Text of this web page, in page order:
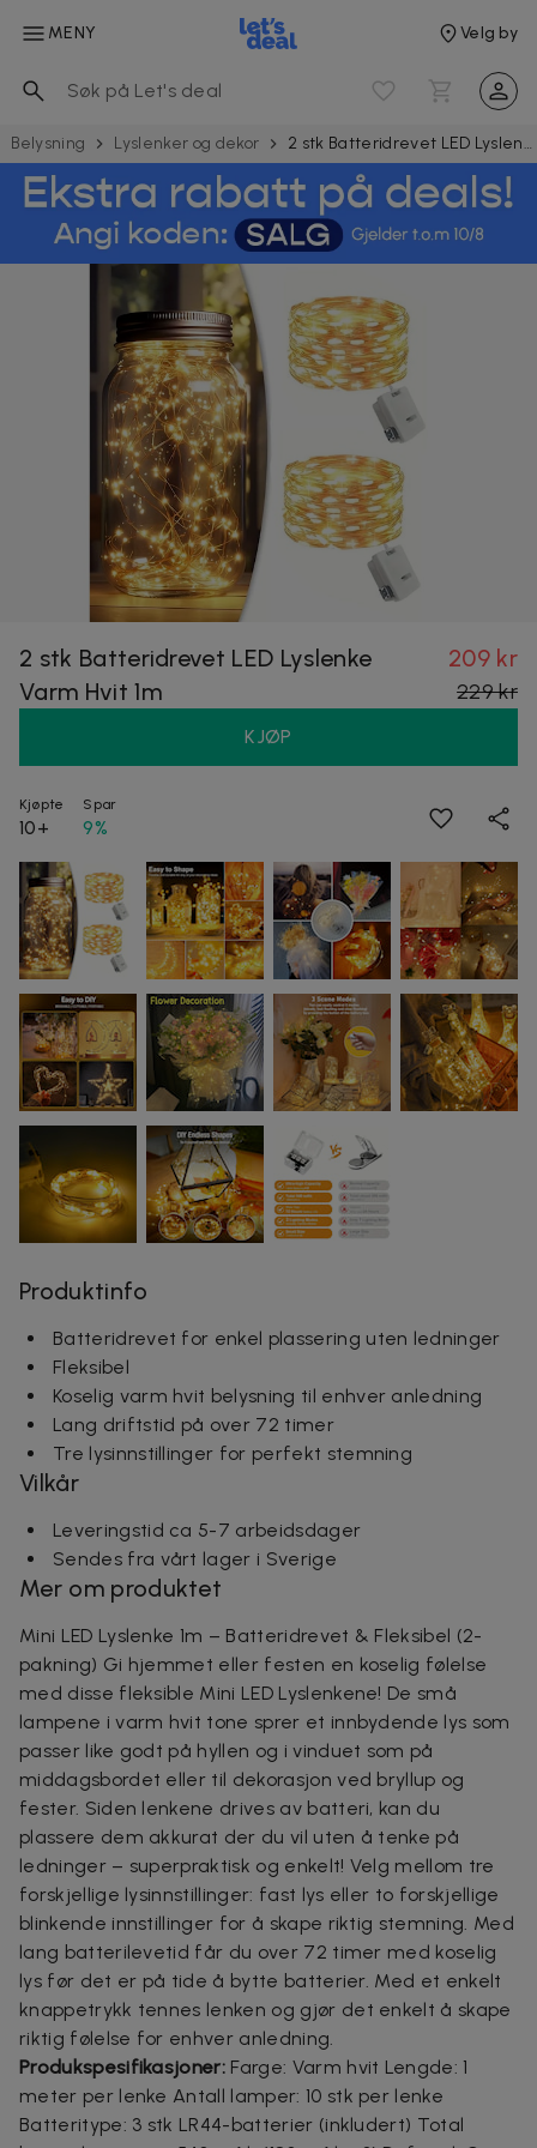
MENY Velg by
Belysning Lyslenker og dekor 2 stk Batteridrevet LED Lyslenke Varm Hvit 1m
2 stk Batteridrevet LED Lyslenke
Varm Hvit 1m
209 kr
229 kr
KJØP
Kjøpte
10+
Spar
9%
Produktinfo
Batteridrevet for enkel plassering uten ledninger
Fleksibel
Koselig varm hvit belysning til enhver anledning
Lang driftstid på over 72 timer
Tre lysinnstillinger for perfekt stemning
Vilkår
Leveringstid ca 5-7 arbeidsdager
Sendes fra vårt lager i Sverige
Mer om produktet
Mini LED Lyslenke 1m – Batteridrevet & Fleksibel (2-
pakning) Gi hjemmet eller festen en koselig følelse
med disse fleksible Mini LED Lyslenkene! De små
lampene i varm hvit tone sprer et innbydende lys som
passer like godt på hyllen og i vinduet som på
middagsbordet eller til dekorasjon ved bryllup og
fester. Siden lenkene drives av batteri, kan du
plassere dem akkurat der du vil uten å tenke på
ledninger – superpraktisk og enkelt! Velg mellom tre
forskjellige lysinnstillinger: fast lys eller to forskjellige
blinkende innstillinger for å skape riktig stemning. Med
lang batterilevetid får du over 72 timer med koselig
lys før det er på tide å bytte batterier. Med et enkelt
knappetrykk tennes lenken og gjør det enkelt å skape
riktig følelse for enhver anledning.
Produkspesifikasjoner: Farge: Varm hvit Lengde: 1
meter per lenke Antall lamper: 10 stk per lenke
Batteritype: 3 stk LR44-batterier (inkludert) Total